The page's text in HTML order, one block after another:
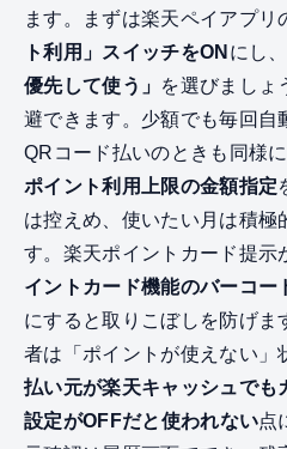
ます。まずは楽天ペイアプリ
ト利用」スイッチをON にし、
優先して使う」 を選びましょ
避できます。少額でも毎回自
QRコード払いのときも同様
ポイント利用上限の金額指定
は控えめ、使いたい月は積極
す。楽天ポイントカード提示
イントカード機能のバーコ
にすると取りこぼしを防げま
者は「ポイントが使えない」
払い元が楽天キャッシュでも
設定がOFFだと使われない点